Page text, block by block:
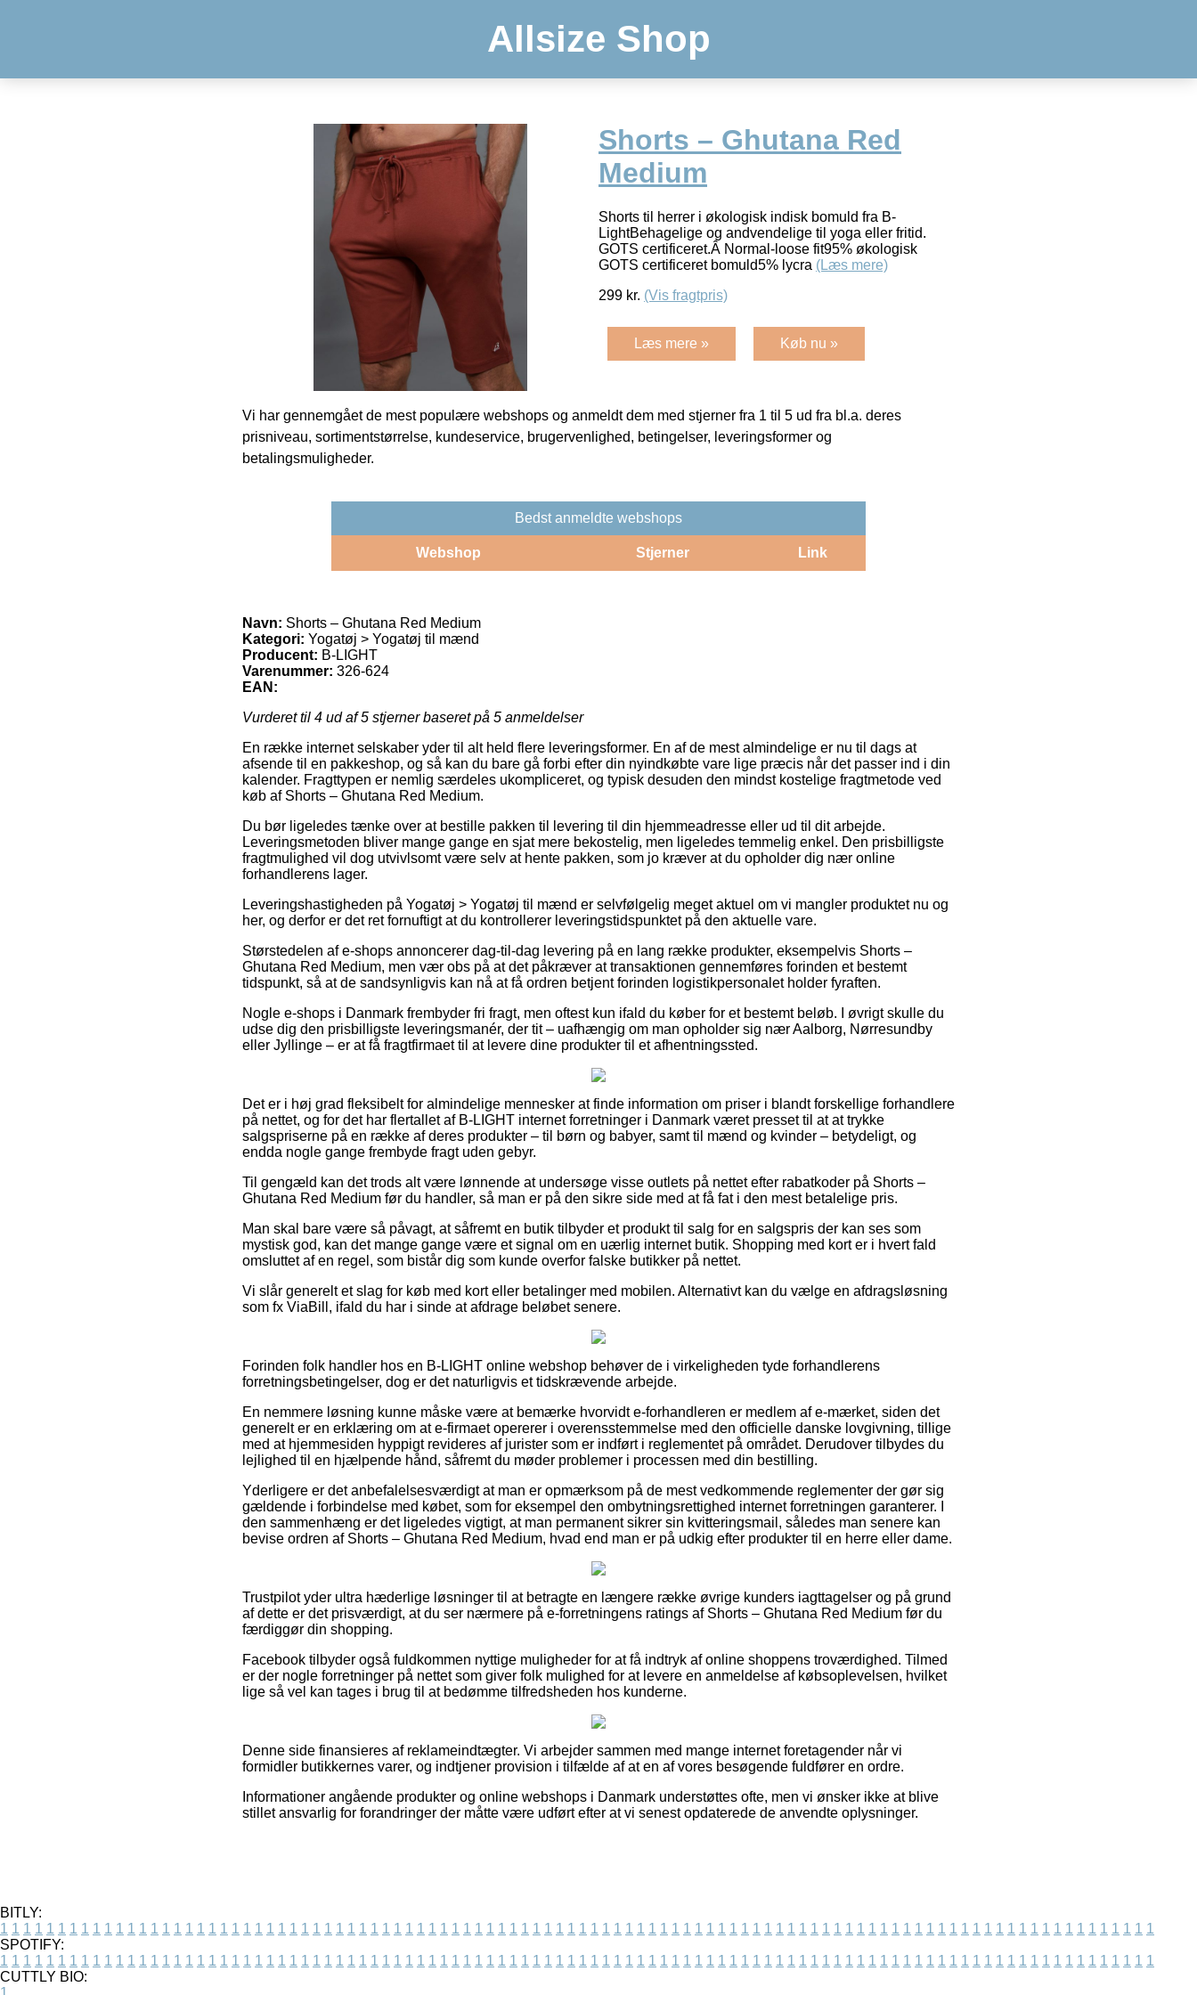
Allsize Shop
Shorts – Ghutana Red
Medium
Shorts til herrer i økologisk indisk bomuld fra B-
LightBehagelige og andvendelige til yoga eller fritid.
GOTS certificeret.Â Normal-loose fit95% økologisk
GOTS certificeret bomuld5% lycra (Læs mere)
299 kr. (Vis fragtpris)
Læs mere » Køb nu »
Vi har gennemgået de mest populære webshops og anmeldt dem med stjerner fra 1 til 5 ud fra bl.a. deres
prisniveau, sortimentstørrelse, kundeservice, brugervenlighed, betingelser, leveringsformer og
betalingsmuligheder.
Bedst anmeldte webshops
Webshop Stjerner Link
Navn: Shorts – Ghutana Red Medium
Kategori: Yogatøj > Yogatøj til mænd
Producent: B-LIGHT
Varenummer: 326-624
EAN:
Vurderet til 4 ud af 5 stjerner baseret på 5 anmeldelser
En række internet selskaber yder til alt held flere leveringsformer. En af de mest almindelige er nu til dags at
afsende til en pakkeshop, og så kan du bare gå forbi efter din nyindkøbte vare lige præcis når det passer ind i din
kalender. Fragttypen er nemlig særdeles ukompliceret, og typisk desuden den mindst kostelige fragtmetode ved
køb af Shorts – Ghutana Red Medium.
Du bør ligeledes tænke over at bestille pakken til levering til din hjemmeadresse eller ud til dit arbejde.
Leveringsmetoden bliver mange gange en sjat mere bekostelig, men ligeledes temmelig enkel. Den prisbilligste
fragtmulighed vil dog utvivlsomt være selv at hente pakken, som jo kræver at du opholder dig nær online
forhandlerens lager.
Leveringshastigheden på Yogatøj > Yogatøj til mænd er selvfølgelig meget aktuel om vi mangler produktet nu og
her, og derfor er det ret fornuftigt at du kontrollerer leveringstidspunktet på den aktuelle vare.
Størstedelen af e-shops annoncerer dag-til-dag levering på en lang række produkter, eksempelvis Shorts –
Ghutana Red Medium, men vær obs på at det påkræver at transaktionen gennemføres forinden et bestemt
tidspunkt, så at de sandsynligvis kan nå at få ordren betjent forinden logistikpersonalet holder fyraften.
Nogle e-shops i Danmark frembyder fri fragt, men oftest kun ifald du køber for et bestemt beløb. I øvrigt skulle du
udse dig den prisbilligste leveringsmanér, der tit – uafhængig om man opholder sig nær Aalborg, Nørresundby
eller Jyllinge – er at få fragtfirmaet til at levere dine produkter til et afhentningssted.
Det er i høj grad fleksibelt for almindelige mennesker at finde information om priser i blandt forskellige forhandlere
på nettet, og for det har flertallet af B-LIGHT internet forretninger i Danmark været presset til at at trykke
salgspriserne på en række af deres produkter – til børn og babyer, samt til mænd og kvinder – betydeligt, og
endda nogle gange frembyde fragt uden gebyr.
Til gengæld kan det trods alt være lønnende at undersøge visse outlets på nettet efter rabatkoder på Shorts –
Ghutana Red Medium før du handler, så man er på den sikre side med at få fat i den mest betalelige pris.
Man skal bare være så påvagt, at såfremt en butik tilbyder et produkt til salg for en salgspris der kan ses som
mystisk god, kan det mange gange være et signal om en uærlig internet butik. Shopping med kort er i hvert fald
omsluttet af en regel, som bistår dig som kunde overfor falske butikker på nettet.
Vi slår generelt et slag for køb med kort eller betalinger med mobilen. Alternativt kan du vælge en afdragsløsning
som fx ViaBill, ifald du har i sinde at afdrage beløbet senere.
Forinden folk handler hos en B-LIGHT online webshop behøver de i virkeligheden tyde forhandlerens
forretningsbetingelser, dog er det naturligvis et tidskrævende arbejde.
En nemmere løsning kunne måske være at bemærke hvorvidt e-forhandleren er medlem af e-mærket, siden det
generelt er en erklæring om at e-firmaet opererer i overensstemmelse med den officielle danske lovgivning, tillige
med at hjemmesiden hyppigt revideres af jurister som er indført i reglementet på området. Derudover tilbydes du
lejlighed til en hjælpende hånd, såfremt du møder problemer i processen med din bestilling.
Yderligere er det anbefalelsesværdigt at man er opmærksom på de mest vedkommende reglementer der gør sig
gældende i forbindelse med købet, som for eksempel den ombytningsrettighed internet forretningen garanterer. I
den sammenhæng er det ligeledes vigtigt, at man permanent sikrer sin kvitteringsmail, således man senere kan
bevise ordren af Shorts – Ghutana Red Medium, hvad end man er på udkig efter produkter til en herre eller dame.
Trustpilot yder ultra hæderlige løsninger til at betragte en længere række øvrige kunders iagttagelser og på grund
af dette er det prisværdigt, at du ser nærmere på e-forretningens ratings af Shorts – Ghutana Red Medium før du
færdiggør din shopping.
Facebook tilbyder også fuldkommen nyttige muligheder for at få indtryk af online shoppens troværdighed. Tilmed
er der nogle forretninger på nettet som giver folk mulighed for at levere en anmeldelse af købsoplevelsen, hvilket
lige så vel kan tages i brug til at bedømme tilfredsheden hos kunderne.
Denne side finansieres af reklameindtægter. Vi arbejder sammen med mange internet foretagender når vi
formidler butikkernes varer, og indtjener provision i tilfælde af at en af vores besøgende fuldfører en ordre.
Informationer angående produkter og online webshops i Danmark understøttes ofte, men vi ønsker ikke at blive
stillet ansvarlig for forandringer der måtte være udført efter at vi senest opdaterede de anvendte oplysninger.
BITLY:
1 1 1 1 1 1 1 1 1 1 1 1 1 1 1 1 1 1 1 1 1 1 1 1 1 1 1 1 1 1 1 1 1 1 1 1 1 1 1 1 1 1 1 1 1 1 1 1 1 1 1 1 1 1 1 1 1 1 1 1 1 1 1 1 1 1 1 1 1 1 1 1 1 1 1 1 1 1 1 1 1 1 1 1 1 1 1 1 1 1 1 1 1 1 1 1 1 1 1 1
SPOTIFY:
1 1 1 1 1 1 1 1 1 1 1 1 1 1 1 1 1 1 1 1 1 1 1 1 1 1 1 1 1 1 1 1 1 1 1 1 1 1 1 1 1 1 1 1 1 1 1 1 1 1 1 1 1 1 1 1 1 1 1 1 1 1 1 1 1 1 1 1 1 1 1 1 1 1 1 1 1 1 1 1 1 1 1 1 1 1 1 1 1 1 1 1 1 1 1 1 1 1 1 1
CUTTLY BIO: